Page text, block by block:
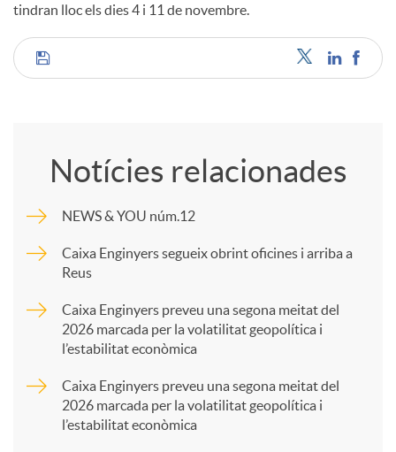
tindran lloc els dies 4 i 11 de novembre.
C
m
p
a
Notícies relacionades
NEWS & YOU núm.12
Caixa Enginyers segueix obrint oficines i arriba a
Reus
Caixa Enginyers preveu una segona meitat del
2026 marcada per la volatilitat geopolítica i
l’estabilitat econòmica
Caixa Enginyers preveu una segona meitat del
2026 marcada per la volatilitat geopolítica i
l’estabilitat econòmica